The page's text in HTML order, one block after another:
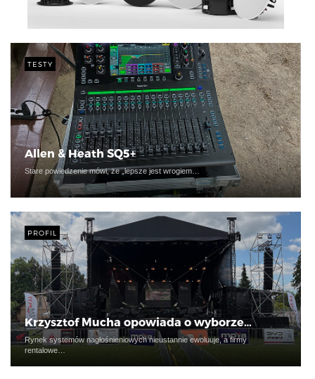
TESTY
Allen & Heath SQ5+
Stare powiedzenie mówi, że „lepsze jest wrogiem…
PROFIL
Krzysztof Mucha opowiada o wyborze…
Rynek systemów nagłośnieniowych nieustannie ewoluuje, a firmy
rentalowe…